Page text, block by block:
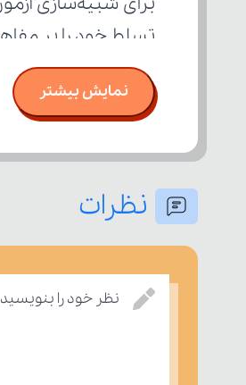
تسلط خود را بر
نمایش بیشتر
نظرات
نظر خود را